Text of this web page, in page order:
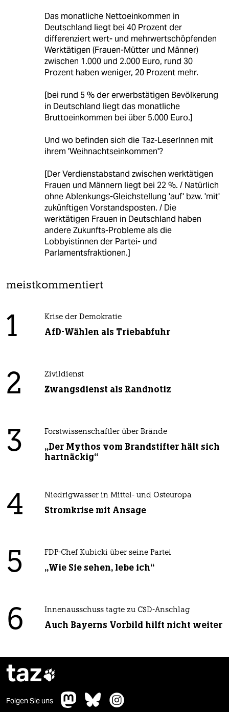
Das monatliche Nettoeinkommen in
Deutschland liegt bei 40 Prozent der
differenziert wert- und mehrwertschöpfenden
Werktätigen (Frauen-Mütter und Männer)
zwischen 1.000 und 2.000 Euro, rund 30
Prozent haben weniger, 20 Prozent mehr.
[bei rund 5 % der erwerbstätigen Bevölkerung
in Deutschland liegt das monatliche
Bruttoeinkommen bei über 5.000 Euro.]
Und wo befinden sich die Taz-LeserInnen mit
ihrem 'Weihnachtseinkommen'?
[Der Verdienstabstand zwischen werktätigen
Frauen und Männern liegt bei 22 %. / Natürlich
ohne Ablenkungs-Gleichstellung 'auf' bzw. 'mit'
zukünftigen Vorstandsposten. / Die
werktätigen Frauen in Deutschland haben
andere Zukunfts-Probleme als die
Lobbyistinnen der Partei- und
Parlamentsfraktionen.]
meistkommentiert
1 Krise der Demokratie
AfD-Wählen als Triebabfuhr
2 Zivildienst
Zwangsdienst als Randnotiz
3 Forstwissenschaftler über Brände
„Der Mythos vom Brandstifter hält sich
hartnäckig“
4 Niedrigwasser in Mittel- und Osteuropa
Stromkrise mit Ansage
5 FDP-Chef Kubicki über seine Partei
„Wie Sie sehen, lebe ich“
6 Innenausschuss tagte zu CSD-Anschlag
Auch Bayerns Vorbild hilft nicht weiter
taz
Folgen Sie uns